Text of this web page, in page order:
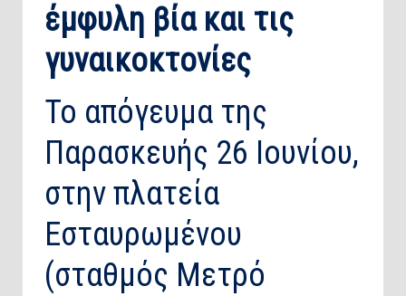
έμφυλη βία και τις
γυναικοκτονίες
Το απόγευμα της
Παρασκευής 26 Ιουνίου,
στην πλατεία
Εσταυρωμένου
(σταθμός Μετρό